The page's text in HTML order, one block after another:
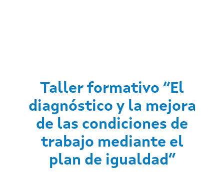
Taller formativo “El
diagnóstico y la mejora
de las condiciones de
trabajo mediante el
plan de igualdad”